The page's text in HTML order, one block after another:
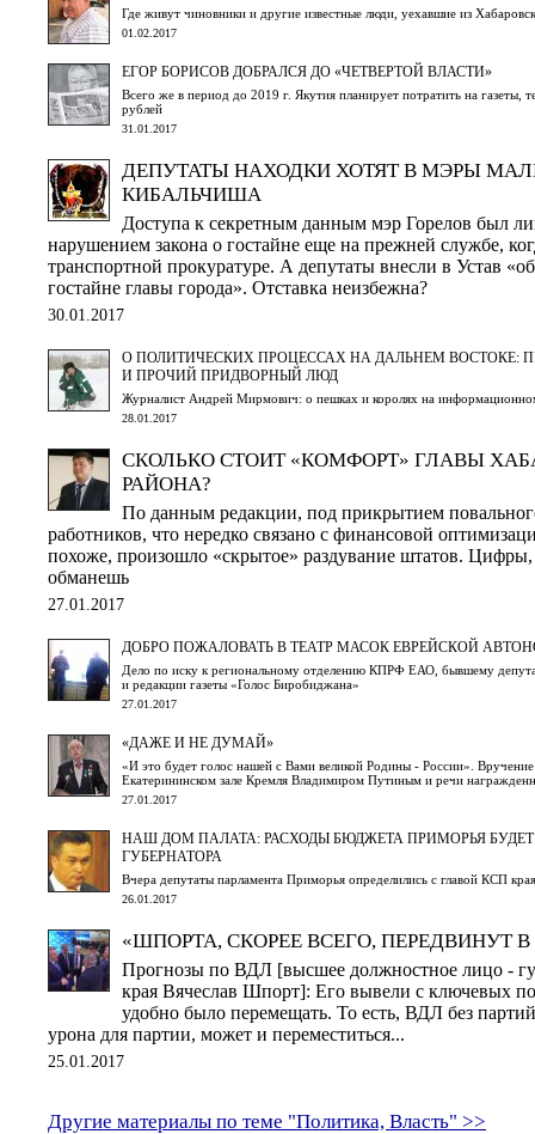
Где живут чиновники и другие известные люди, уехавшие из
01.02.2017
ЕГОР БОРИСОВ ДОБРАЛСЯ ДО «ЧЕТВЕРТОЙ ВЛАСТИ»
Всего же в период до 2019 г. Якутия планирует потратить на газеты,
рублей
31.01.2017
ДЕПУТАТЫ НАХОДКИ ХОТЯТ В МЭРЫ
КИБАЛЬЧИША
Доступа к секретным данным мэр Горелов был
нарушением закона о гостайне еще на прежней службе,
транспортной прокуратуре. А депутаты внесли в Устав
гостайне главы города». Отставка неизбежна?
30.01.2017
О ПОЛИТИЧЕСКИХ ПРОЦЕССАХ НА ДАЛЬНЕМ ВОСТОКЕ:
И ПРОЧИЙ ПРИДВОРНЫЙ ЛЮД
Журналист Андрей Мирмович: о пешках и королях на
28.01.2017
СКОЛЬКО СТОИТ «КОМФОРТ» ГЛАВЫ
РАЙОНА?
По данным редакции, под прикрытием
работников, что нередко связано с финансовой
похоже, произошло «скрытое» раздувание штатов. Цифры,
обманешь
27.01.2017
ДОБРО ПОЖАЛОВАТЬ В ТЕАТР МАСОК ЕВРЕЙСКОЙ
Дело по иску к региональному отделению КПРФ ЕАО, бывшему
и редакции газеты «Голос Биробиджана»
27.01.2017
«ДАЖЕ И НЕ ДУМАЙ»
«И это будет голос нашей с Вами великой Родины - России». Вручение
Екатерининском зале Кремля Владимиром Путиным и речи
27.01.2017
НАШ ДОМ ПАЛАТА: РАСХОДЫ БЮДЖЕТА ПРИМОРЬЯ БУДЕТ
ГУБЕРНАТОРА
Вчера депутаты парламента Приморья определились с главой КСП
26.01.2017
«ШПОРТА, СКОРЕЕ ВСЕГО, ПЕРЕДВИНУТ В
Прогнозы по ВДЛ [высшее должностное лицо -
края Вячеслав Шпорт]: Его вывели с ключевых
удобно было перемещать. То есть, ВДЛ без
урона для партии, может и переместиться...
25.01.2017
Другие материалы по теме "Политика, Власть" >>